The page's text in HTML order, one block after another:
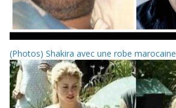
(Photos) Shakira avec une robe marocaine